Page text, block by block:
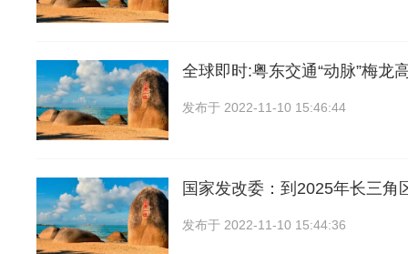
全球即时:粤东交通“动脉”梅龙
发布于 2022-11-10 15:46:44
国家发改委：到2025年长三角
发布于 2022-11-10 15:44:36